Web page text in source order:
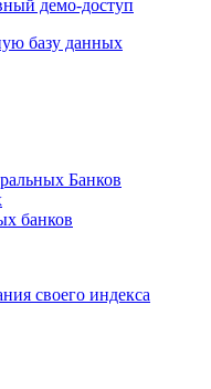
демо-доступ
базу данных
Банков
банков
своего индекса